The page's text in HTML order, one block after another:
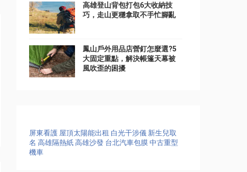
高雄登山背包打包6大收納技
巧，走山更穩拿取不手忙腳亂
鳳山戶外用品店營釘怎麼選?5
大固定重點，解決帳篷天幕被
風吹歪的困擾
屏東看護 屋頂太陽能出租 白光干涉儀 新生兒取
名 高雄隔熱紙高雄沙發 台北汽車包膜中古重型
機車